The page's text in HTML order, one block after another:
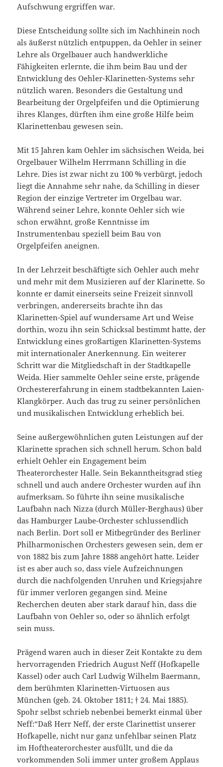
Aufschwung ergriffen war.
Diese Entscheidung sollte sich im Nachhinein noch
als äußerst nützlich entpuppen, da Oehler in seiner
Lehre als Orgelbauer auch handwerkliche
Fähigkeiten erlernte, die ihm beim Bau und der
Entwicklung des Oehler-Klarinetten-Systems sehr
nützlich waren. Besonders die Gestaltung und
Bearbeitung der Orgelpfeifen und die Optimierung
ihres Klanges, dürften ihm eine große Hilfe beim
Klarinettenbau gewesen sein.
Mit 15 Jahren kam Oehler im sächsischen Weida, bei
Orgelbauer Wilhelm Herrmann Schilling in die
Lehre. Dies ist zwar nicht zu 100 % verbürgt, jedoch
liegt die Annahme sehr nahe, da Schilling in dieser
Region der einzige Vertreter im Orgelbau war.
Während seiner Lehre, konnte Oehler sich wie
schon erwähnt, große Kenntnisse im
Instrumentenbau speziell beim Bau von
Orgelpfeifen aneignen.
In der Lehrzeit beschäftigte sich Oehler auch mehr
und mehr mit dem Musizieren auf der Klarinette. So
konnte er damit einerseits seine Freizeit sinnvoll
verbringen, andererseits brachte ihn das
Klarinetten-Spiel auf wundersame Art und Weise
dorthin, wozu ihn sein Schicksal bestimmt hatte, der
Entwicklung eines großartigen Klarinetten-Systems
mit internationaler Anerkennung. Ein weiterer
Schritt war die Mitgliedschaft in der Stadtkapelle
Weida. Hier sammelte Oehler seine erste, prägende
Orchestererfahrung in einem stadtbekannten Laien-
Klangkörper. Auch das trug zu seiner persönlichen
und musikalischen Entwicklung erheblich bei.
Seine außergewöhnlichen guten Leistungen auf der
Klarinette sprachen sich schnell herum. Schon bald
erhielt Oehler ein Engagement beim
Theaterorchester Halle. Sein Bekanntheitsgrad stieg
schnell und auch andere Orchester wurden auf ihn
aufmerksam. So führte ihn seine musikalische
Laufbahn nach Nizza (durch Müller-Berghaus) über
das Hamburger Laube-Orchester schlussendlich
nach Berlin. Dort soll er Mitbegründer des Berliner
Philharmonischen Orchesters gewesen sein, dem er
von 1882 bis zum Jahre 1888 angehört hatte. Leider
ist es aber auch so, dass viele Aufzeichnungen
durch die nachfolgenden Unruhen und Kriegsjahre
für immer verloren gegangen sind. Meine
Recherchen deuten aber stark darauf hin, dass die
Laufbahn von Oehler so, oder so ähnlich erfolgt
sein muss.
Prägend waren auch in dieser Zeit Kontakte zu dem
hervorragenden Friedrich August Neff (Hofkapelle
Kassel) oder auch Carl Ludwig Wilhelm Baermann,
dem berühmten Klarinetten-Virtuosen aus
München (geb. 24. Oktober 1811; † 24. Mai 1885).
Spohr selbst schrieb nebenbei bemerkt einmal über
Neff:“Daß Herr Neff, der erste Clarinettist unserer
Hofkapelle, nicht nur ganz unfehlbar seinen Platz
im Hoftheaterorchester ausfüllt, und die da
vorkommenden Soli immer unter großem Applaus